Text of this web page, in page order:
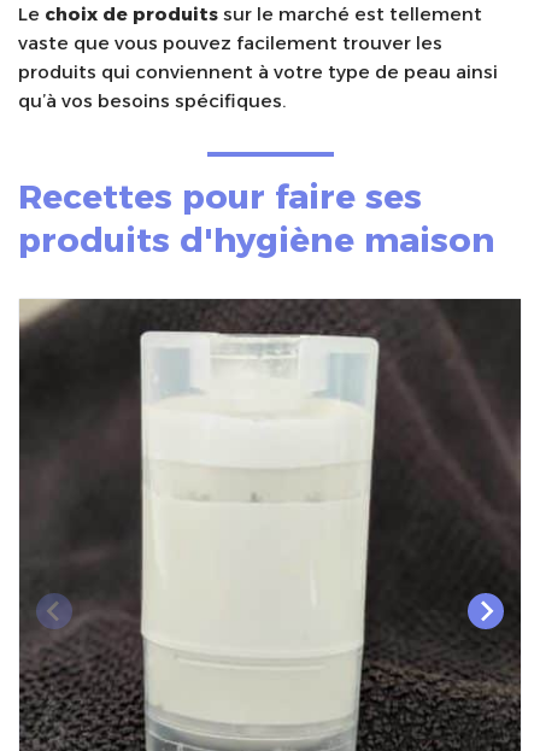
Le choix de produits sur le marché est tellement
vaste que vous pouvez facilement trouver les
produits qui conviennent à votre type de peau ainsi
qu’à vos besoins spécifiques.
Recettes pour faire ses
produits d'hygiène maison